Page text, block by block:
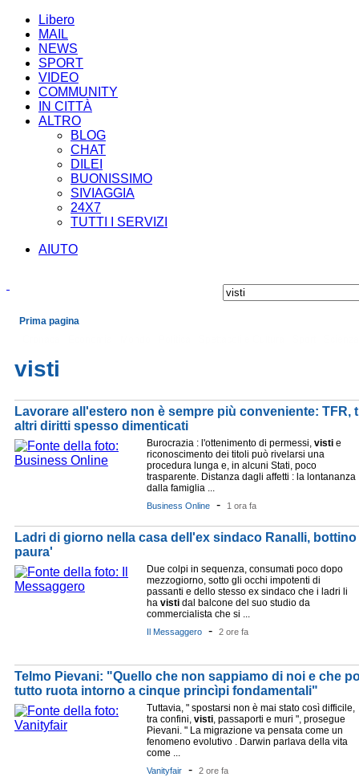
Libero
MAIL
NEWS
SPORT
VIDEO
COMMUNITY
IN CITTÀ
ALTRO
BLOG
CHAT
DILEI
BUONISSIMO
SIVIAGGIA
24X7
TUTTI I SERVIZI
AIUTO
Prima pagina
visti
Lavorare all'estero non è sempre più conveniente: TFR,
altri diritti spesso dimenticati
Burocrazia : l'ottenimento di permessi, visti e
riconoscimento dei titoli può rivelarsi una
procedura lunga e, in alcuni Stati, poco
trasparente. Distanza dagli affetti : la lontananza
dalla famiglia ...
Business Online - 1 ora fa
Ladri di giorno nella casa dell'ex sindaco Ranalli,
paura'
Due colpi in sequenza, consumati poco dopo
mezzogiorno, sotto gli occhi impotenti di
passanti e dello stesso ex sindaco che i ladri li
ha visti dal balcone del suo studio da
commercialista che si ...
Il Messaggero - 2 ore fa
Telmo Pievani: "Quello che non sappiamo di noi e che
tutto ruota intorno a cinque princìpi fondamentali"
Tuttavia, " spostarsi non è mai stato così difficile,
tra confini, visti, passaporti e muri ", prosegue
Pievani. " La migrazione va pensata come un
fenomeno evolutivo . Darwin parlava della vita
come ...
Vanityfair - 2 ore fa